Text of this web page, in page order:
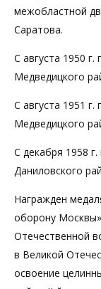
межобластной
Саратова.
С августа 1950 г.
Медведицкого
С августа 1951
Медведицкого
С декабря 1958
Даниловского
Награжден
оборону
Отечественной
в Великой
освоение